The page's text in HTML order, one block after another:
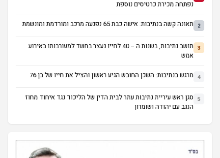
נפתחה מכירת כרטיסים נוספת
2 תאונה קשה בנתיבות: אישה כבת 65 נפגעה מרכב ומורדמת ומונשמת
3
תושב נתיבות, בשנות ה – 40 לחייו נעצר בחשד למעורבותו באירוע
אמש
4 מרגש בנתיבות: השכן החובש הגיע ראשון והציל את חייו של בן 76
5 סגן ראש עיריית נתיבות עתר לבית הדין של הליכוד נגד איחוד מחוז
הנגב עם יהודה ושומרון